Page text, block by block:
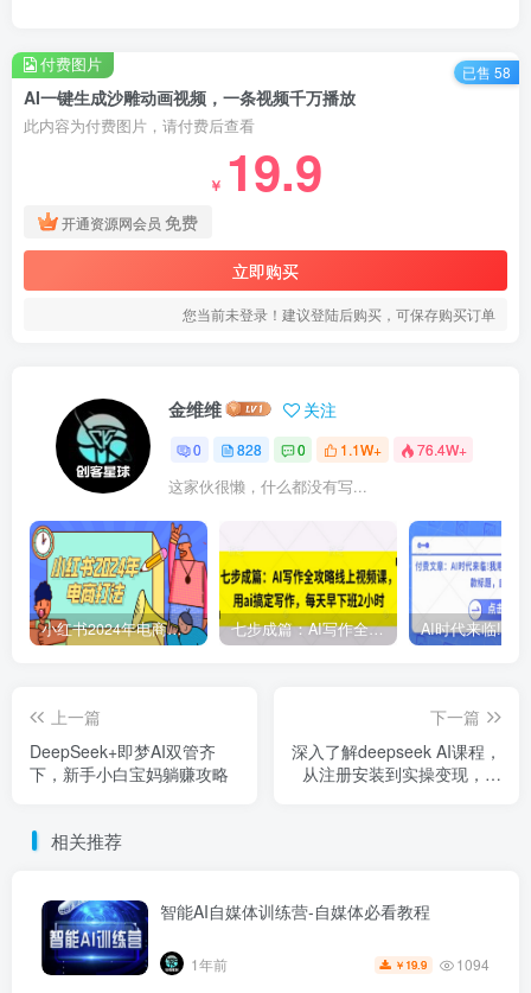
AI一键生成沙雕动画视频，一条视频千万播放
此内容为付费图片，请付费后查看
￥ 19.9
开通资源网会员 免费
立即购买
您当前未登录！建议登陆后购买，可保存购买订单
付费图片 已售 58
金维维 关注
0 828 0 1.1W+ 76.4W+
这家伙很懒，什么都没有写...
小红书2024年电商打法，手把手教你如何打爆小红书店铺 七步成篇：AI写作全攻略线上视频课，用ai搞定写作，每天早下班2小时
上一篇
DeepSeek+即梦AI双管齐
下，新手小白宝妈躺赚攻略
下一篇
深入了解deepseek AI课程，
从注册安装到实操变现，带
相关推荐
智能AI自媒体训练营-自媒体必看教程
1年前 ￥ 19.9 1094